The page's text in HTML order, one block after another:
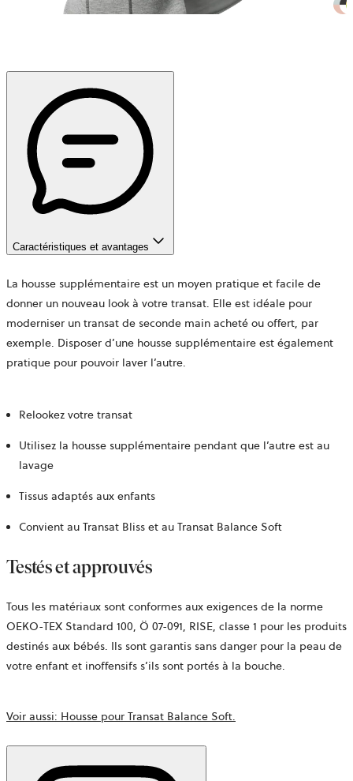
Caractéristiques et avantages
La housse supplémentaire est un moyen pratique et facile de
donner un nouveau look à votre transat. Elle est idéale pour
moderniser un transat de seconde main acheté ou offert, par
exemple. Disposer d’une housse supplémentaire est également
pratique pour pouvoir laver l’autre.
Relookez votre transat
Utilisez la housse supplémentaire pendant que l’autre est au
lavage
Tissus adaptés aux enfants
Convient au Transat Bliss et au Transat Balance Soft
Testés et approuvés
Tous les matériaux sont conformes aux exigences de la norme
OEKO-TEX Standard 100, Ö 07-091, RISE, classe 1 pour les produits
destinés aux bébés. Ils sont garantis sans danger pour la peau de
votre enfant et inoffensifs s’ils sont portés à la bouche.
Voir aussi: Housse pour Transat Balance Soft.